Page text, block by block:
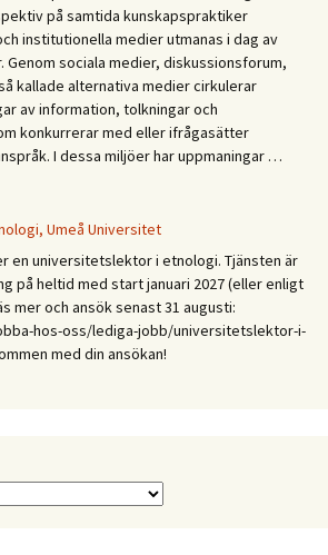
på samtida kunskapspraktiker
institutionella medier utmanas i dag av
Genom sociala medier, diskussionsforum,
kallade alternativa medier cirkulerar
av information, tolkningar och
konkurrerar med eller ifrågasätter
I dessa miljöer har uppmaningar …
Umeå Universitet
en universitetslektor i etnologi. Tjänsten är
på heltid med start januari 2027 (eller enligt
mer och ansök senast 31 augusti:
hos-oss/lediga-jobb/universitetslektor-i-
med din ansökan!